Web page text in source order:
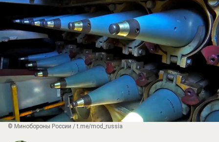
© Минобороны России / t.me/mod_russia